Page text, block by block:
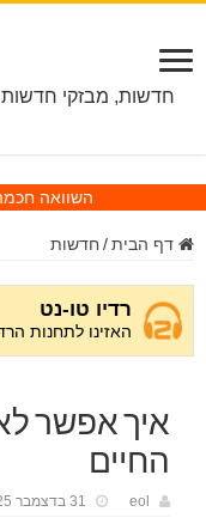
השוואה
דף הבית / חדשות
איך אפשר
החיים
eol 31 בדצמבר 2025